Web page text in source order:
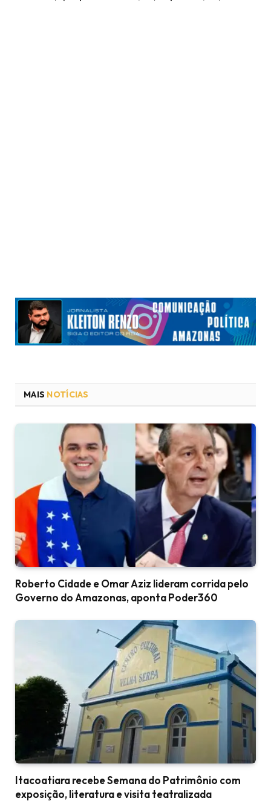
MAIS NOTÍCIAS
Roberto Cidade e Omar Aziz lideram corrida pelo
Governo do Amazonas, aponta Poder360
Itacoatiara recebe Semana do Patrimônio com
exposição, literatura e visita teatralizada